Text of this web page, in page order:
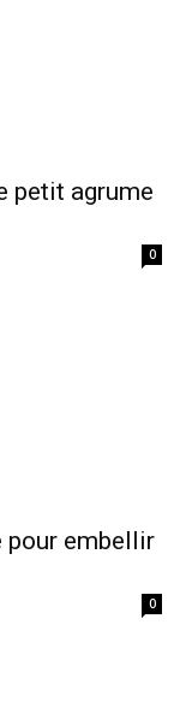
petit agrume
0
pour embellir
0